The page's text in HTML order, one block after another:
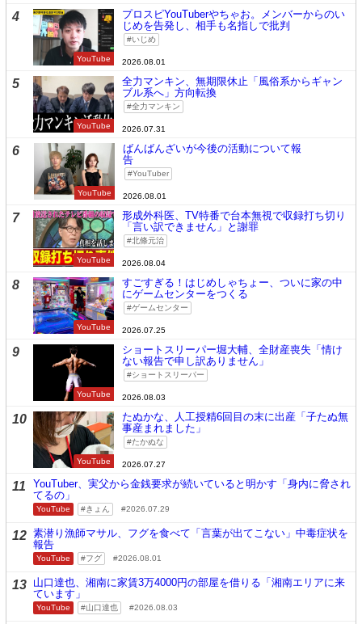
4
YouTube
プロスピYouTuberやちゃお。メンバーからのい
じめを告発し、相手も名指しで批判
いじめ
2026.08.01
5
YouTube
全力マンキン、無期限休止「風俗系からギャン
ブル系へ」方向転換
全力マンキン
2026.07.31
6
YouTube
ばんばんざいが今後の活動について報
告
YouTuber
2026.08.01
7
YouTube
形成外科医、TV特番で台本無視で収録打ち切り
「言い訳できません」と謝罪
北條元治
2026.08.04
8
YouTube
すごすぎる！はじめしゃちょー、ついに家の中
にゲームセンターをつくる
ゲームセンター
2026.07.25
9
YouTube
ショートスリーパー堀大輔、全財産喪失「情け
ない報告で申し訳ありません」
ショートスリーパー
2026.08.03
10
YouTube
たぬかな、人工授精6回目の末に出産「子たぬ無
事産まれました」
たかぬな
2026.07.27
11
YouTuber、実父から金銭要求が続いていると明かす「身内に脅され
てるの」
YouTube きょん 2026.07.29
12 素潜り漁師マサル、フグを食べて「言葉が出てこない」中毒症状を
報告
YouTube フグ 2026.08.01
13 山口達也、湘南に家賃3万4000円の部屋を借りる「湘南エリアに来
ています」
YouTube 山口達也 2026.08.03